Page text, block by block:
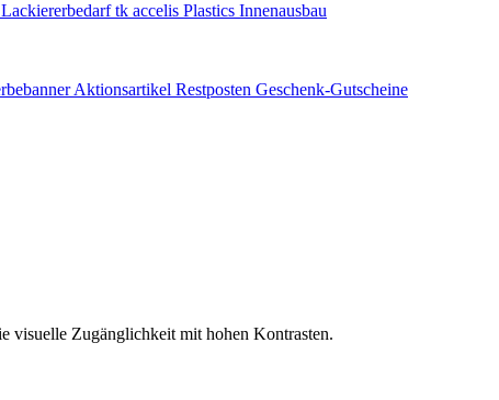
tk accelis Plastics Innenausbau
Aktionsartikel Restposten Geschenk-Gutscheine
visuelle Zugänglichkeit mit hohen Kontrasten.